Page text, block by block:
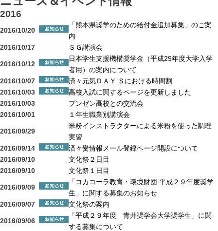
2016
2016/10/20
「熊本県奨学のための給付金追加募集」のご案
内
2016/10/17
ＳＧ講演会
2016/10/12
日本学生支援機構奨学金（平成29年度大学入学
者用）の案内について
2016/10/07
済々元気ＤＡＹ’Ｓにおける時間割
2016/10/03
高校入試に関するページを更新しました
2016/10/03
ブンゼン高校との交流会
2016/10/01
１年生職業別講演会
2016/09/29
米粉インストラクターによる米粉を使った調理
実習
2016/09/14
済々黌情報メール登録ページ開設について
2016/09/10
文化祭２日目
2016/09/10
文化祭１日目
2016/09/09
「コカコーラ教育・環境財団 平成２９年度奨学
生」に関する募集のお知らせ
2016/09/07
文化祭の案内
2016/09/06
「平成２９年度 青井奨学会大学奨学生」に関
する募集について